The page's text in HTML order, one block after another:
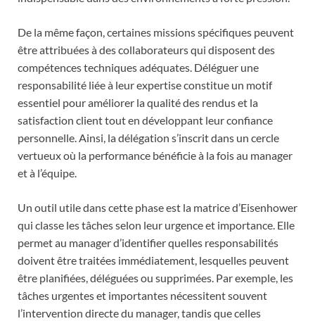
De la même façon, certaines missions spécifiques peuvent
être attribuées à des collaborateurs qui disposent des
compétences techniques adéquates. Déléguer une
responsabilité liée à leur expertise constitue un motif
essentiel pour améliorer la qualité des rendus et la
satisfaction client tout en développant leur confiance
personnelle. Ainsi, la délégation s’inscrit dans un cercle
vertueux où la performance bénéficie à la fois au manager
et à l’équipe.
Un outil utile dans cette phase est la matrice d’Eisenhower
qui classe les tâches selon leur urgence et importance. Elle
permet au manager d’identifier quelles responsabilités
doivent être traitées immédiatement, lesquelles peuvent
être planifiées, déléguées ou supprimées. Par exemple, les
tâches urgentes et importantes nécessitent souvent
l’intervention directe du manager, tandis que celles